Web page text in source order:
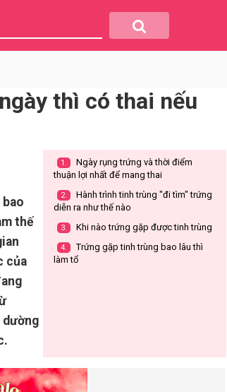
thì có thai nếu
thế
của
dường
1.
Ngày rụng trứng và thời điểm
thuận lợi nhất để mang thai
2.
Hành trình tinh trùng "đi tìm" trứng
diễn ra như thế nào
3. Khi nào trứng gặp được tinh trùng
4.
Trứng gặp tinh trùng bao lâu thì
làm tổ